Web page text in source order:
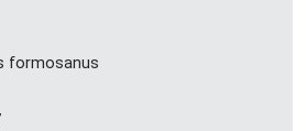
formosanus